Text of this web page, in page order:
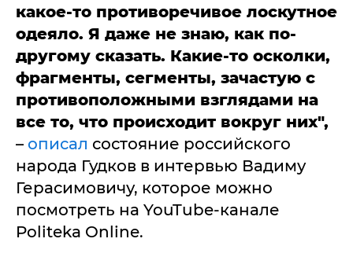
какое-то противоречивое лоскутное
одеяло. Я даже не знаю, как по-
другому сказать. Какие-то осколки,
фрагменты, сегменты, зачастую с
противоположными взглядами на
все то, что происходит вокруг них",
– описал состояние российского
народа Гудков в интервью Вадиму
Герасимовичу, которое можно
посмотреть на YouTube-канале
Politeka Online.